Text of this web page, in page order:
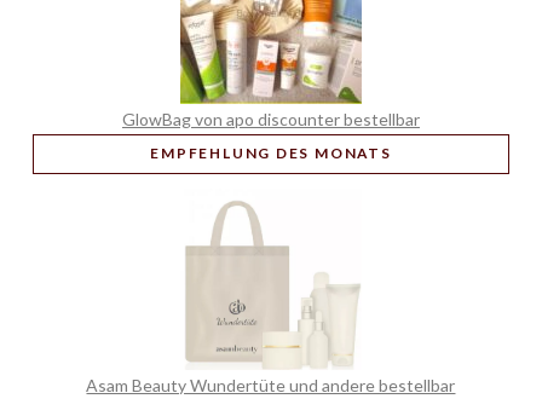
GlowBag von apo discounter bestellbar
EMPFEHLUNG DES MONATS
Asam Beauty Wundertüte und andere bestellbar